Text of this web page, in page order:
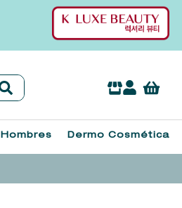
Hombres Dermo Cosmética